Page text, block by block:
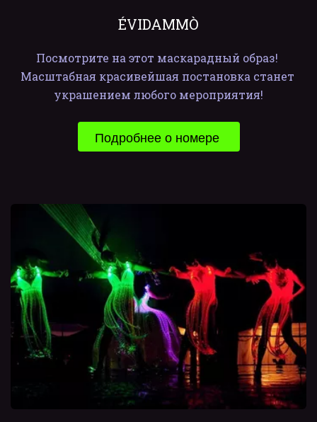
ÉVIDAMMÒ
Посмотрите на этот маскарадный образ!
Масштабная красивейшая постановка станет
украшением любого мероприятия!
Подробнее о номере